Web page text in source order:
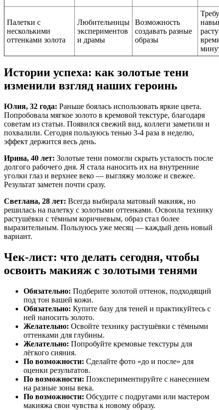
Палетки с
несколькими
оттенками золота
Любительницы
экспериментов
и драмы
Возможность
создавать разные
образы
Истории успеха: как золотые тени
изменили взгляд наших героинь
Юлия, 32 года: Раньше боялась использовать яркие цвета.
Попробовала мягкое золото в кремовой текстуре, благодаря
советам из статьи. Появился свежий вид, коллеги заметили и
похвалили. Сегодня пользуюсь тенью 3-4 раза в неделю,
эффект держится весь день.
Ирина, 40 лет: Золотые тени помогли скрыть усталость после
долгого рабочего дня. Я стала наносить их на внутренние
уголки глаз и верхнее веко — выгляжу моложе и свежее.
Результат заметен почти сразу.
Светлана, 28 лет: Всегда выбирала матовый макияж, но
решилась на палетку с золотыми оттенками. Освоила технику
растушёвки с тёмным коричневым, образ стал более
выразительным. Пользуюсь уже месяц — каждый день новый
вариант.
Чек-лист: что делать сегодня, чтобы
освоить макияж с золотыми тенями
Обязательно: Подберите золотой оттенок, подходящий
под тон вашей кожи.
Обязательно: Купите базу для теней и практикуйтесь с
ней наносить золото.
Желательно: Освойте технику растушёвки с тёмными
оттенками для глубины.
Желательно: Попробуйте кремовые текстуры для
лёгкого сияния.
По возможности: Сделайте фото «до и после» для
оценки результатов.
По возможности: Поэкспериментируйте с нанесением
на разные зоны века.
По возможности: Обсудите с подругами или мастером
макияжа свои чувства к новому образу.